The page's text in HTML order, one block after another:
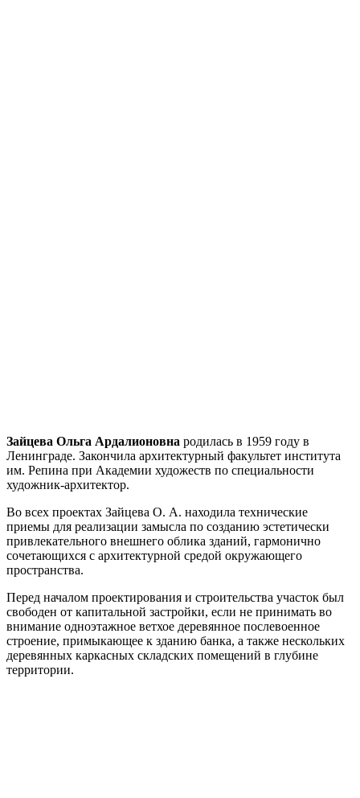
Зайцева Ольга Ардалионовна родилась в 1959 году в
Ленинграде. Закончила архитектурный факультет института
им. Репина при Академии художеств по специальности
художник-архитектор.
Во всех проектах Зайцева О. А. находила технические
приемы для реализации замысла по созданию эстетически
привлекательного внешнего облика зданий, гармонично
сочетающихся с архитектурной средой окружающего
пространства.
Перед началом проектирования и строительства участок был
свободен от капитальной застройки, если не принимать во
внимание одноэтажное ветхое деревянное послевоенное
строение, примыкающее к зданию банка, а также нескольких
деревянных каркасных складских помещений в глубине
территории.